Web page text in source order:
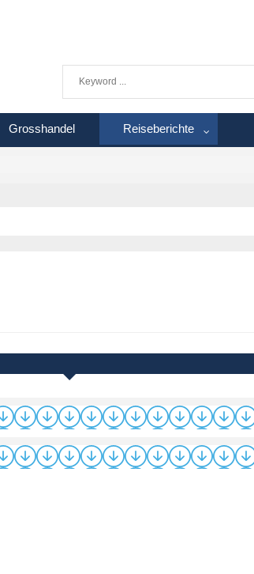
Grosshandel Reiseberichte